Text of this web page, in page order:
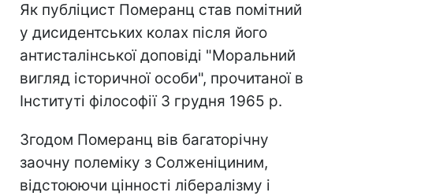
Як публіцист Померанц став помітний
у дисидентських колах після його
антисталінської доповіді "Моральний
вигляд історичної особи", прочитаної в
Інституті філософії 3 грудня 1965 р.
Згодом Померанц вів багаторічну
заочну полеміку з Солженіциним,
відстоюючи цінності лібералізму і